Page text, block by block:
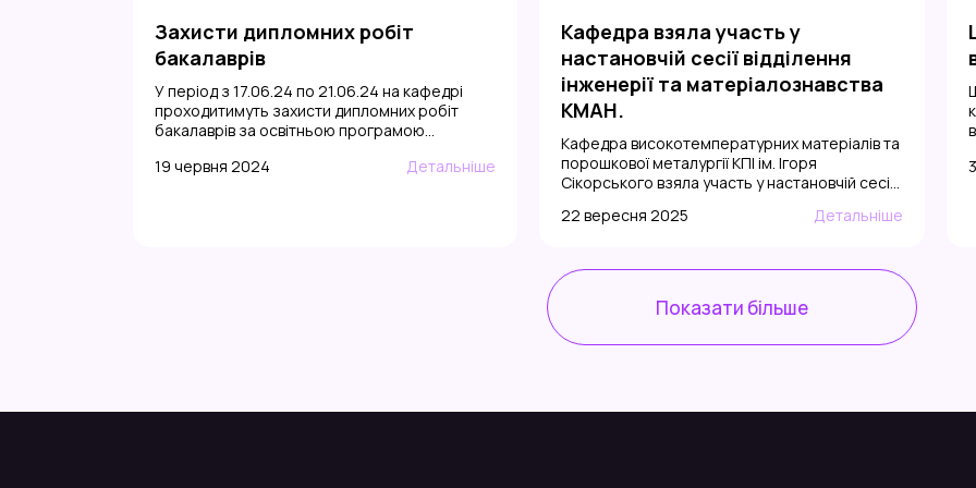
Захисти дипломних робіт
бакалаврів
У період з 17.06.24 по 21.06.24 на кафедрі
проходитимуть захисти дипломних робіт
бакалаврів за освітньою програмою
матеріалів». Бажаємо успішного захисту та
19 червня 2024 Детальніше
Кафедра взяла участь у
настановчій сесії відділення
інженерії та матеріалознавства
КМАН.
Кафедра високотемпературних матеріалів та
порошкової металургії КПІ ім. Ігоря
Сікорського взяла участь у настановчій сесії
Київської Малої академії наук учнівської
познайомилися з матеріалами майбутнього
та технологічними інноваціями. Ми вдячні
організаторам та усім учасникам за
продуктивну зустріч і сподіваємося, що ця
22 вересня 2025 Детальніше
Показати більше